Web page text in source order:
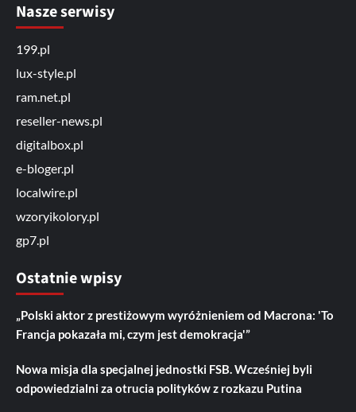
Nasze serwisy
199.pl
lux-style.pl
ram.net.pl
reseller-news.pl
digitalbox.pl
e-bloger.pl
localwire.pl
wzoryikolory.pl
gp7.pl
Ostatnie wpisy
„Polski aktor z prestiżowym wyróżnieniem od Macrona: 'To
Francja pokazała mi, czym jest demokracja'”
Nowa misja dla specjalnej jednostki FSB. Wcześniej byli
odpowiedzialni za otrucia polityków z rozkazu Putina